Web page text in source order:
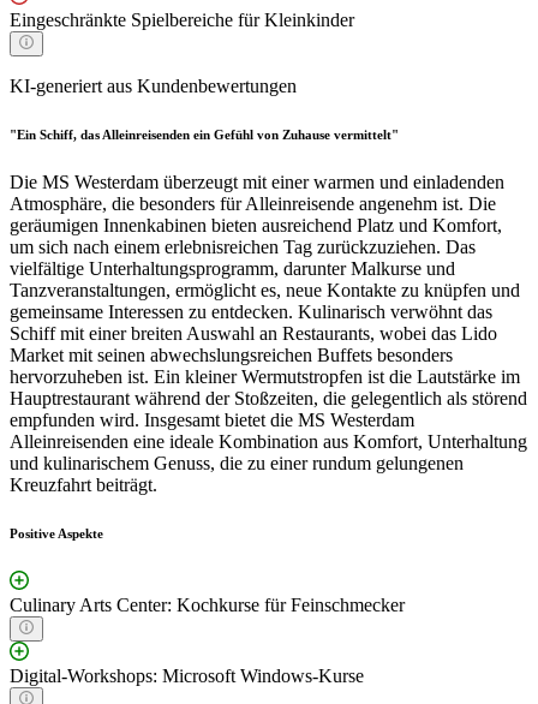
Eingeschränkte Spielbereiche für Kleinkinder
KI-generiert aus Kundenbewertungen
"Ein Schiff, das Alleinreisenden ein Gefühl von Zuhause vermittelt"
Die MS Westerdam überzeugt mit einer warmen und einladenden
Atmosphäre, die besonders für Alleinreisende angenehm ist. Die
geräumigen Innenkabinen bieten ausreichend Platz und Komfort,
um sich nach einem erlebnisreichen Tag zurückzuziehen. Das
vielfältige Unterhaltungsprogramm, darunter Malkurse und
Tanzveranstaltungen, ermöglicht es, neue Kontakte zu knüpfen und
gemeinsame Interessen zu entdecken. Kulinarisch verwöhnt das
Schiff mit einer breiten Auswahl an Restaurants, wobei das Lido
Market mit seinen abwechslungsreichen Buffets besonders
hervorzuheben ist. Ein kleiner Wermutstropfen ist die Lautstärke im
Hauptrestaurant während der Stoßzeiten, die gelegentlich als störend
empfunden wird. Insgesamt bietet die MS Westerdam
Alleinreisenden eine ideale Kombination aus Komfort, Unterhaltung
und kulinarischem Genuss, die zu einer rundum gelungenen
Kreuzfahrt beiträgt.
Positive Aspekte
Culinary Arts Center: Kochkurse für Feinschmecker
Digital-Workshops: Microsoft Windows-Kurse